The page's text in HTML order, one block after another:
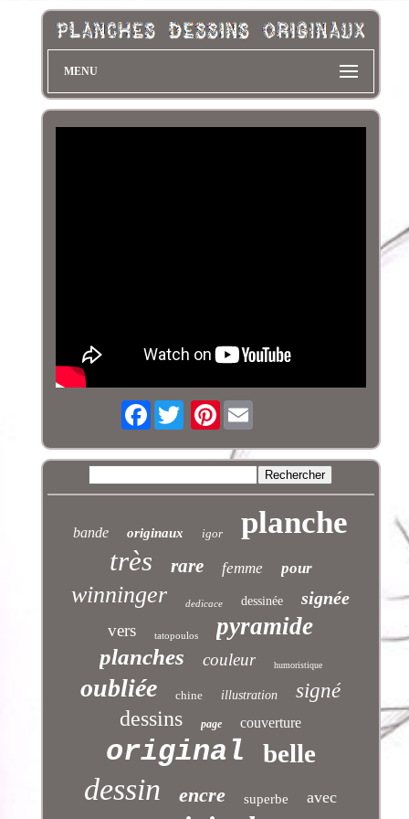
MENU
Facebook Pinterest
bande originaux igor planche
très rare femme pour
winninger dedicace dessinée signée
vers tatopoulos pyramide
planches couleur humoristique
oubliée chine illustration signé
dessins page couverture
original belle
dessin encre superbe avec